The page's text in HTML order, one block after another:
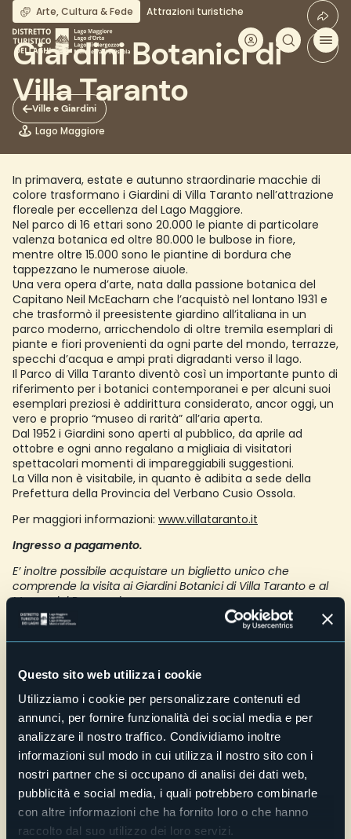
Questo sito web utilizza i cookie
Utilizziamo i cookie per personalizzare contenuti ed
annunci, per fornire funzionalità dei social media e per
analizzare il nostro traffico. Condividiamo inoltre
informazioni sul modo in cui utilizza il nostro sito con i
nostri partner che si occupano di analisi dei dati web,
pubblicità e social media, i quali potrebbero combinarle
con altre informazioni che ha fornito loro o che hanno
raccolto dal suo utilizzo dei loro servizi.
Salta
contenuto
principale
Ville e Giardini
Arte, Cultura & Fede Attrazioni turistiche
Giardini Botanici di
Villa Taranto
Lago Maggiore
In primavera, estate e autunno straordinarie macchie di
colore trasformano i Giardini di Villa Taranto nell’attrazione
floreale per eccellenza del Lago Maggiore.
Nel parco di 16 ettari sono 20.000 le piante di particolare
valenza botanica ed oltre 80.000 le bulbose in fiore,
mentre oltre 15.000 sono le piantine di bordura che
tappezzano le numerose aiuole.
Una vera opera d’arte, nata dalla passione botanica del
Capitano Neil McEacharn che l’acquistò nel lontano 1931 e
che trasformò il preesistente giardino all’italiana in un
parco moderno, arricchendolo di oltre tremila esemplari di
piante e fiori provenienti da ogni parte del mondo, terrazze,
specchi d’acqua e ampi prati digradanti verso il lago.
Il Parco di Villa Taranto diventò così un importante punto di
riferimento per i botanici contemporanei e per alcuni suoi
esemplari preziosi è addirittura considerato, ancor oggi, un
vero e proprio “museo di rarità” all’aria aperta.
Dal 1952 i Giardini sono aperti al pubblico, da aprile ad
ottobre e ogni anno regalano a migliaia di visitatori
spettacolari momenti di impareggiabili suggestioni.
La Villa non è visitabile, in quanto è adibita a sede della
Prefettura della Provincia del Verbano Cusio Ossola.
Per maggiori informazioni: www.villataranto.it
Ingresso a pagamento.
E’ inoltre possibile acquistare un biglietto unico che
comprende la visita ai Giardini Botanici di Villa Taranto e al
Museo del Paesaggio.
E-mail
+39 0323 556667
Sito web
Live
Cielo sereno 27,1°
Via Vittorio Veneto, 111
28922 - Verbania (VB)